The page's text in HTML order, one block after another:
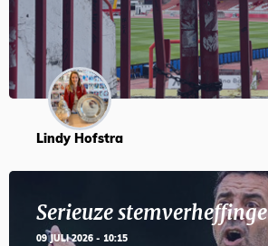
Lindy Hofstra
Serieuze
09 JULI 2026 - 10:15